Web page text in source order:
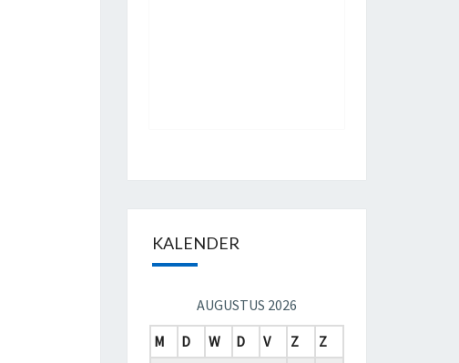
KALENDER
AUGUSTUS 2026
M
D W D V Z
Z